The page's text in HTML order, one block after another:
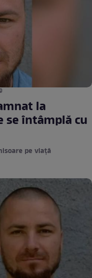
la
se întâmplă cu
pe viață